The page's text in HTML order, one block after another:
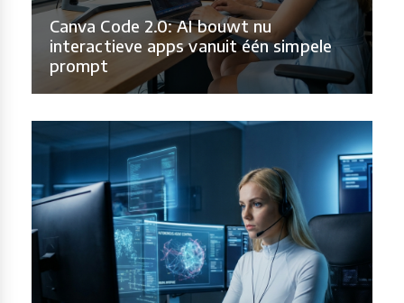
Canva Code 2.0: AI bouwt nu
interactieve apps vanuit één simpele
prompt